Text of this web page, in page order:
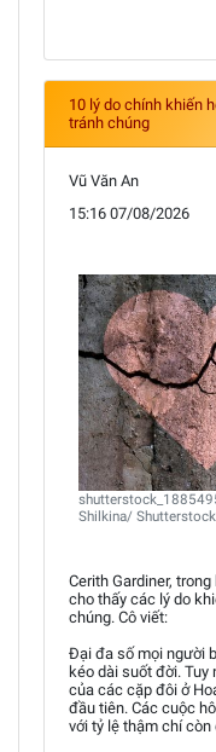
10 lý do chính khiến
tránh chúng
Vũ Văn An
15:16 07/08/2026
Shilkina/ Shutterstock
Cerith Gardiner,
cho thấy các lý do
chúng. Cô viết:
Đại đa số mọi người
kéo dài suốt đời. Tuy
của các cặp đôi ở
đầu tiên. Các cuộc
với tỷ lệ thậm chí còn